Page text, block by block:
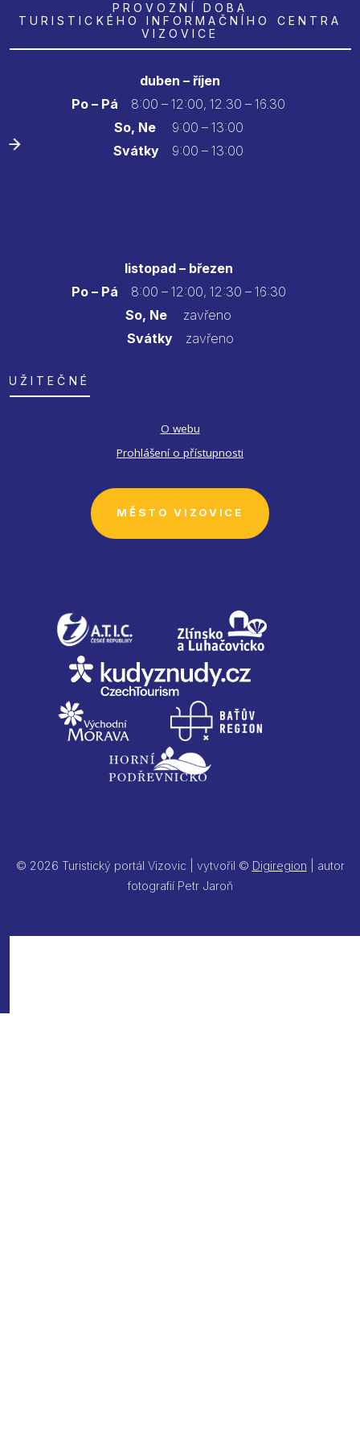
PROVOZNÍ DOBA
TURISTICKÉHO INFORMAČNÍHO CENTRA
VIZOVICE
duben – říjen
Po – Pá
8:00 – 12:00, 12.30 – 16.30
So, Ne9:00 – 13:00
Svátky 9:00 – 13:00
listopad – březen
Po – Pá 8:00 – 12:00, 12:30 – 16:30
So, Ne zavřeno
Svátkyzavřeno
UŽITEČNÉ
O webu
Prohlášení o přístupnosti
MĚSTO VIZOVICE
© 2026 Turistický portál Vizovic | vytvořil © Digiregion | autor
fotografií Petr Jaroň